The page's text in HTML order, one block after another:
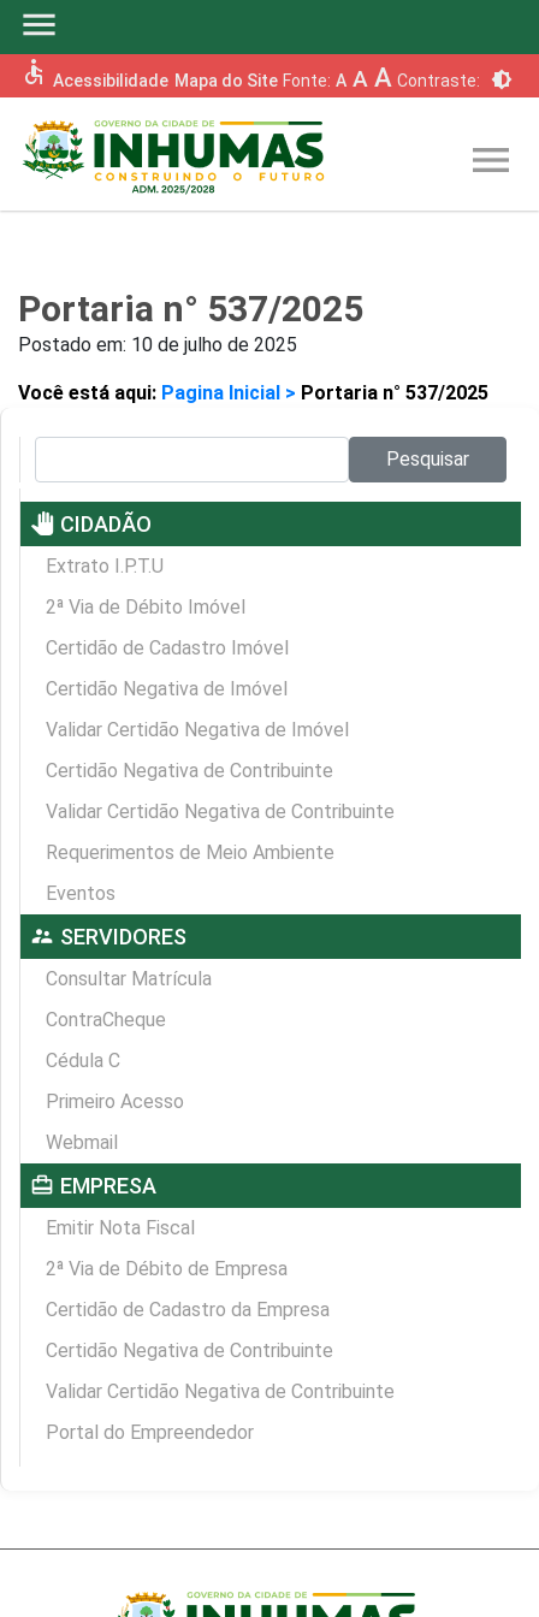
menu
accessible Acessibilidade Mapa do Site Fonte: A A A Contraste: brightness_6
menu
Portaria n° 537/2025
Postado em: 10 de julho de 2025
Você está aqui: Pagina Inicial > Portaria n° 537/2025
Pesquisar
pan_tool CIDADÃO
Extrato I.P.T.U
2ª Via de Débito Imóvel
Certidão de Cadastro Imóvel
Certidão Negativa de Imóvel
Validar Certidão Negativa de Imóvel
Certidão Negativa de Contribuinte
Validar Certidão Negativa de Contribuinte
Requerimentos de Meio Ambiente
Eventos
supervisor_account SERVIDORES
Consultar Matrícula
ContraCheque
Cédula C
Primeiro Acesso
Webmail
card_travel EMPRESA
Emitir Nota Fiscal
2ª Via de Débito de Empresa
Certidão de Cadastro da Empresa
Certidão Negativa de Contribuinte
Validar Certidão Negativa de Contribuinte
Portal do Empreendedor